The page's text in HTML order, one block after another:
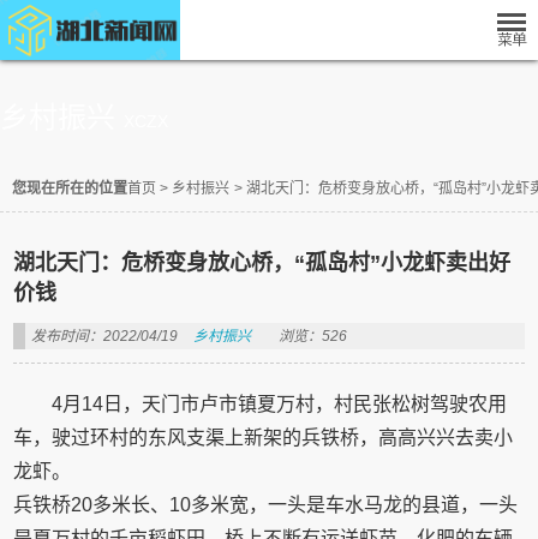
您现在所在的位置首页 > 乡村振兴 > 湖北天门：危桥变身放心桥，“孤岛村”小龙虾
湖北天门：危桥变身放心桥，“孤岛村”小龙虾卖出好
价钱
发布时间：2022/04/19 乡村振兴 浏览：526
4月14日，天门市卢市镇夏万村，村民张松树驾驶农用
车，驶过环村的东风支渠上新架的兵铁桥，高高兴兴去卖小
龙虾。
兵铁桥20多米长、10多米宽，一头是车水马龙的县道，一头